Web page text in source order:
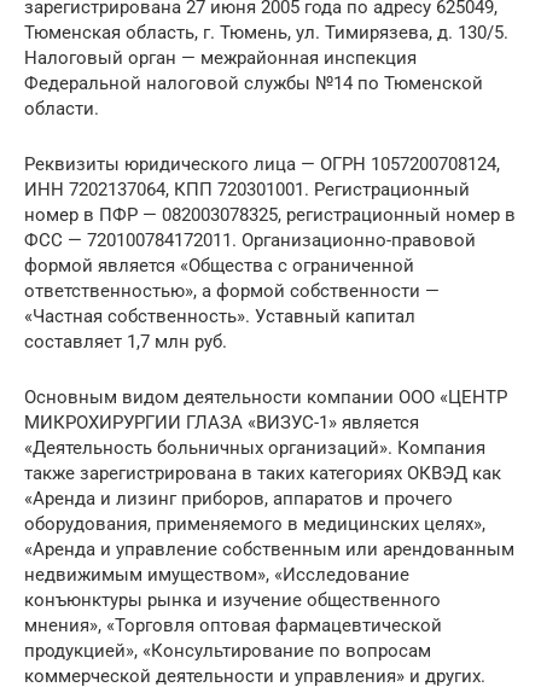
зарегистрирована 27 июня 2005 года по адресу 625049,
Тюменская область, г. Тюмень, ул. Тимирязева, д. 130/5.
Налоговый орган — межрайонная инспекция
Федеральной налоговой службы №14 по Тюменской
области.
Реквизиты юридического лица — ОГРН 1057200708124,
ИНН 7202137064, КПП 720301001. Регистрационный
номер в ПФР — 082003078325, регистрационный номер в
ФСС — 720100784172011. Организационно-правовой
формой является «Общества с ограниченной
ответственностью», а формой собственности —
«Частная собственность». Уставный капитал
составляет 1,7 млн руб.
Основным видом деятельности компании ООО «ЦЕНТР
МИКРОХИРУРГИИ ГЛАЗА «ВИЗУС-1» является
«Деятельность больничных организаций». Компания
также зарегистрирована в таких категориях ОКВЭД как
«Аренда и лизинг приборов, аппаратов и прочего
оборудования, применяемого в медицинских целях»,
«Аренда и управление собственным или арендованным
недвижимым имуществом», «Исследование
конъюнктуры рынка и изучение общественного
мнения», «Торговля оптовая фармацевтической
продукцией», «Консультирование по вопросам
коммерческой деятельности и управления» и других.